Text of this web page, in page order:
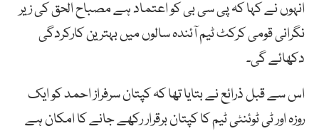
انہوں نے کہا کہ پی سی بی کو اعتماد ہے مصباح الحق کی زیر
نگرانی قومی کرکٹ ٹیم آئندہ سالوں میں بہترین کارکردگی
دکھائے گی۔
اس سے قبل ذرائع نے بتایا تھا کہ کپتان سرفراز احمد کو ایک
روزہ اور ٹی ٹوئنٹی ٹیم کا کپتان برقرار رکھے جانے کا امکان ہے